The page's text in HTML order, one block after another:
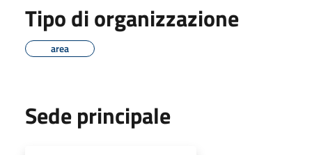
Tipo di organizzazione
area
Sede principale